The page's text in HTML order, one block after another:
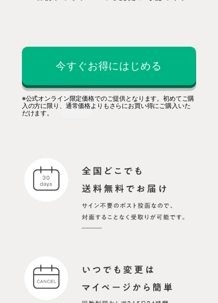
今すぐお得にはじめる
※公式オンライン限定価格でのご提供となります。初めてご購
入の方に限り、通常価格よりもさらにお買い得にご購入いた
だけます。